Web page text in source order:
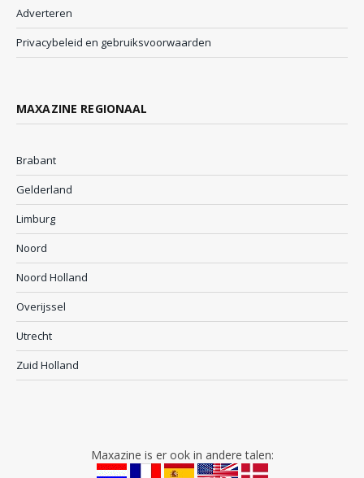
Adverteren
Privacybeleid en gebruiksvoorwaarden
MAXAZINE REGIONAAL
Brabant
Gelderland
Limburg
Noord
Noord Holland
Overijssel
Utrecht
Zuid Holland
Maxazine is er ook in andere talen: